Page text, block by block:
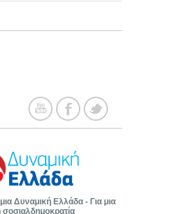
Δυναμική Ελλάδα - Για μια